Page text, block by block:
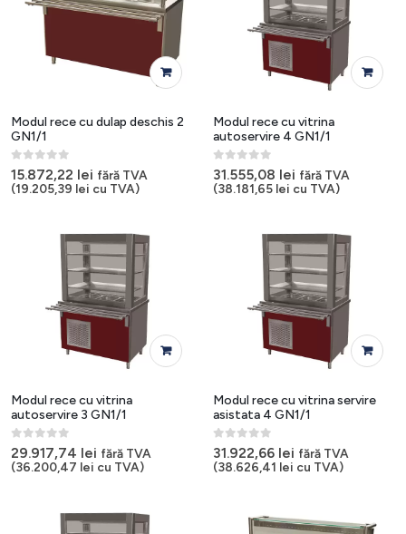
Modul rece cu dulap deschis 2
GN1/1
0 out of 5
15.872,22 lei fără TVA
(19.205,39 lei cu TVA)
Modul rece cu vitrina
autoservire 4 GN1/1
0out of 5
31.555,08 lei fără TVA
(38.181,65 lei cu TVA)
Modul rece cu vitrina
autoservire 3 GN1/1
0out of 5
29.917,74 lei fără TVA
(36.200,47 lei cu TVA)
Modul rece cu vitrina servire
asistata 4 GN1/1
0out of 5
31.922,66 lei fără TVA
(38.626,41 lei cu TVA)